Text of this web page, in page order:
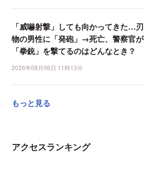
「威嚇射撃」しても向かってきた…刃
物の男性に「発砲」→死亡、警察官が
「拳銃」を撃てるのはどんなとき？
2026年08月06日 11時13分
もっと見る
アクセスランキング